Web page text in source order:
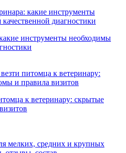
инструменты необходимы
к ветеринару: скрытые
мелких, средних и крупных